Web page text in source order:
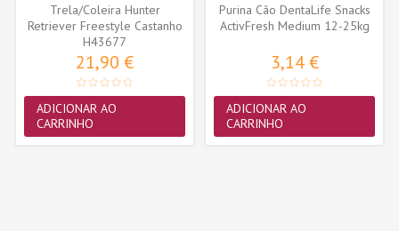
Trela/Coleira Hunter
Retriever Freestyle Castanho
Escuro...
H43677
21,90 €
ADICIONAR AO
CARRINHO
Purina Cão DentaLife Snacks
ActivFresh Medium 12-25kg
3,14 €
ADICIONAR AO
CARRINHO